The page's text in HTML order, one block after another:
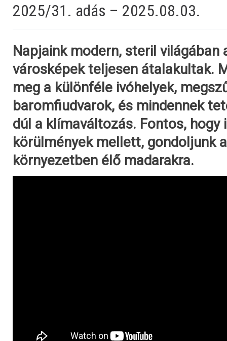
2025/31. adás – 2025.08.03.
Napjaink modern, steril világában
városképek teljesen átalakultak.
meg a különféle ivóhelyek,
baromfiudvarok, és mindennek
dúl a klímaváltozás. Fontos, hogy
körülmények mellett, gondoljunk
környezetben élő madarakra.